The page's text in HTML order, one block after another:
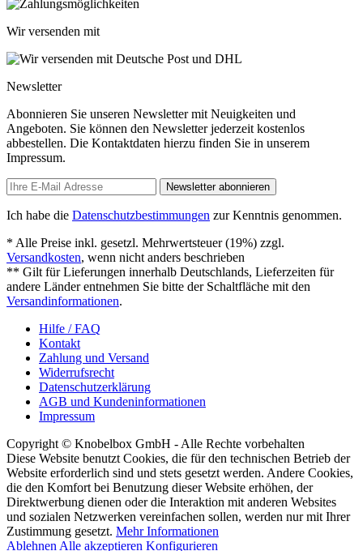
Wir versenden mit
Newsletter
Abonnieren Sie unseren Newsletter mit Neuigkeiten und
Angeboten. Sie können den Newsletter jederzeit kostenlos
abbestellen. Die Kontaktdaten hierzu finden Sie in unserem
Impressum.
Newsletter abonnieren
Ich habe die Datenschutzbestimmungen zur Kenntnis genommen.
* Alle Preise inkl. gesetzl. Mehrwertsteuer (19%) zzgl.
Versandkosten, wenn nicht anders beschrieben
** Gilt für Lieferungen innerhalb Deutschlands, Lieferzeiten für
andere Länder entnehmen Sie bitte der Schaltfläche mit den
Versandinformationen.
Hilfe / FAQ
Kontakt
Zahlung und Versand
Widerrufsrecht
Datenschutzerklärung
AGB und Kundeninformationen
Impressum
Copyright © Knobelbox GmbH - Alle Rechte vorbehalten
Diese Website benutzt Cookies, die für den technischen Betrieb der
Website erforderlich sind und stets gesetzt werden. Andere Cookies,
die den Komfort bei Benutzung dieser Website erhöhen, der
Direktwerbung dienen oder die Interaktion mit anderen Websites
und sozialen Netzwerken vereinfachen sollen, werden nur mit Ihrer
Zustimmung gesetzt. Mehr Informationen
Ablehnen Alle akzeptieren Konfigurieren